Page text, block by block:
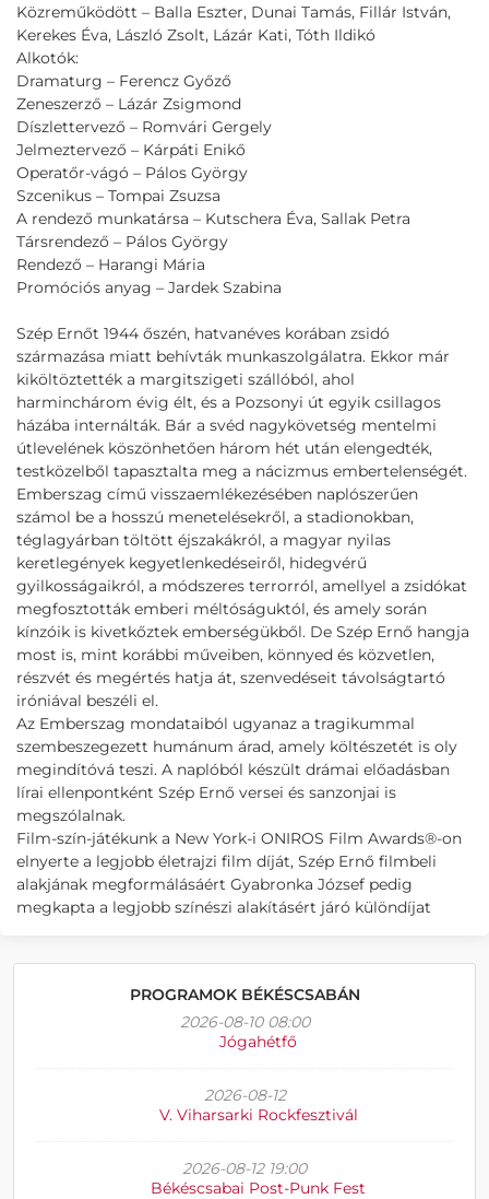
Közreműködött – Balla Eszter, Dunai Tamás, Fillár István,
Kerekes Éva, László Zsolt, Lázár Kati, Tóth Ildikó
Alkotók:
Dramaturg – Ferencz Győző
Zeneszerző – Lázár Zsigmond
Díszlettervező – Romvári Gergely
Jelmeztervező – Kárpáti Enikő
Operatőr-vágó – Pálos György
Szcenikus – Tompai Zsuzsa
A rendező munkatársa – Kutschera Éva, Sallak Petra
Társrendező – Pálos György
Rendező – Harangi Mária
Promóciós anyag – Jardek Szabina
Szép Ernőt 1944 őszén, hatvanéves korában zsidó
származása miatt behívták munkaszolgálatra. Ekkor már
kiköltöztették a margitszigeti szállóból, ahol
harminchárom évig élt, és a Pozsonyi út egyik csillagos
házába internálták. Bár a svéd nagykövetség mentelmi
útlevelének köszönhetően három hét után elengedték,
testközelből tapasztalta meg a nácizmus embertelenségét.
Emberszag című visszaemlékezésében naplószerűen
számol be a hosszú menetelésekről, a stadionokban,
téglagyárban töltött éjszakákról, a magyar nyilas
keretlegények kegyetlenkedéseiről, hidegvérű
gyilkosságaikról, a módszeres terrorról, amellyel a zsidókat
megfosztották emberi méltóságuktól, és amely során
kínzóik is kivetkőztek emberségükből. De Szép Ernő hangja
most is, mint korábbi műveiben, könnyed és közvetlen,
részvét és megértés hatja át, szenvedéseit távolságtartó
iróniával beszéli el.
Az Emberszag mondataiból ugyanaz a tragikummal
szembeszegezett humánum árad, amely költészetét is oly
megindítóvá teszi. A naplóból készült drámai előadásban
lírai ellenpontként Szép Ernő versei és sanzonjai is
megszólalnak.
Film-szín-játékunk a New York-i ONIROS Film Awards®-on
elnyerte a legjobb életrajzi film díját, Szép Ernő filmbeli
alakjának megformálásáért Gyabronka József pedig
megkapta a legjobb színészi alakításért járó különdíjat
PROGRAMOK BÉKÉSCSABÁN
2026-08-10 08:00
Jógahétfő
2026-08-12
V. Viharsarki Rockfesztivál
2026-08-12 19:00
Békéscsabai Post-Punk Fest